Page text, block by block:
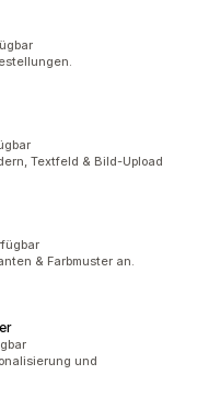
Textfeld & Bild-Upload
& Farbmuster an.
und